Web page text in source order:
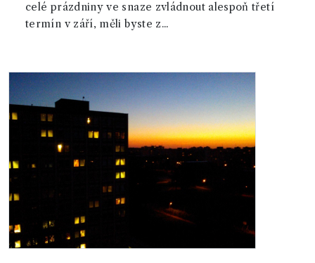
celé prázdniny ve snaze zvládnout alespoň třetí
termín v září, měli byste z...